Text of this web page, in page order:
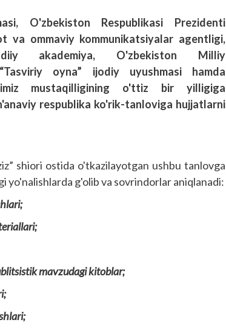
O'zbekiston Respublikasi Prezidenti
va ommaviy kommunikatsiyalar agentligi,
akademiya, O'zbekiston Milliy
oyna” ijodiy uyushmasi hamda
mustaqilligining o'ttiz bir yilligiga
respublika ko'rik-tanloviga hujjatlarni
shiori ostida o'tkazilayotgan ushbu tanlovga
yo'nalishlarda g'olib va sov­rindorlar aniqlanadi:
mavzudagi kitoblar;